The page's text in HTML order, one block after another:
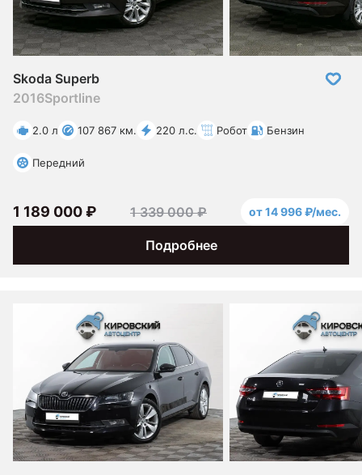
Skoda Superb
2016Sportline
2.0 л 107 867 км. 220 л.с. Робот Бензин
Передний
Подробнее
1 189 000 ₽ 1 339 000 ₽ от 14 996 ₽/мес.